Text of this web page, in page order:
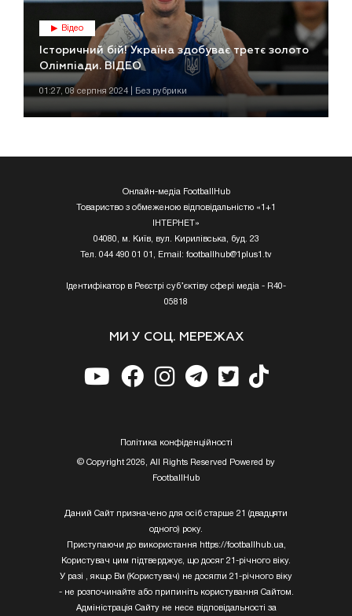
Відео
Історичний бій! Україна здобуває третє золото
Олімпіади. ВІДЕО
01:27, 08 серпня 2024 | Без рубрики
Онлайн-медіа FootballHub
Товариство з обмеженою відповідальністю «1+1
ІНТЕРНЕТ»
04080, м. Київ, вул. Кирилівська, буд. 23
Тел. 044 490 01 01, Email: footballhub@1plus1.tv
Ідентифікатор в Реєстрі суб’єктіву сфері медіа - R40-
05818
МИ У СОЦ. МЕРЕЖАХ
Полiтика конфiденцiйностi
© Copyright 2026, All Rights Reserved Powered by
FootballHub
Даний Сайт призначено для осіб старше 21 (двадцяти
одного) року.
Приступаючи до використання https://footballhub.ua,
Користувач цим підтверджує, що досяг 21-річного віку.
У разі , якщо Ви (Користувач) не досягли 21-річного віку
- не розпочинайте або припиніть користування Сайтом.
Адміністрація Сайту не несе відповідальності за